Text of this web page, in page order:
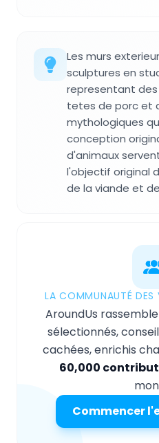
Les murs
sculptures en
representant
tetes de porc et
mythologiques
conception
d'animaux
l'objectif original
de la viande et
LA COMMUNAUTÉ DES
AroundUs
sélectionnés,
cachées, enrichis
60,000
Commencer